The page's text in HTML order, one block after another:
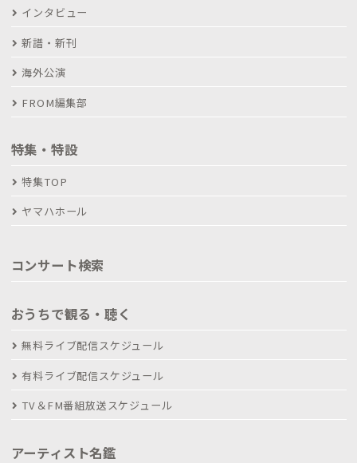
インタビュー
新譜・新刊
海外公演
FROM編集部
特集・特設
特集TOP
ヤマハホール
コンサート検索
おうちで観る・聴く
無料ライブ配信スケジュール
有料ライブ配信スケジュール
TV＆FM番組放送スケジュール
アーティスト名鑑